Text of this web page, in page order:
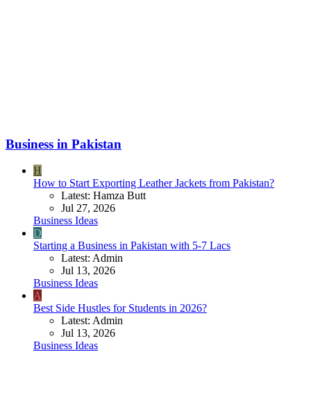
Business in Pakistan
H
How to Start Exporting Leather Jackets from Pakistan?
Latest: Hamza Butt
Jul 27, 2026
Business Ideas
D
Starting a Business in Pakistan with 5-7 Lacs
Latest: Admin
Jul 13, 2026
Business Ideas
A
Best Side Hustles for Students in 2026?
Latest: Admin
Jul 13, 2026
Business Ideas